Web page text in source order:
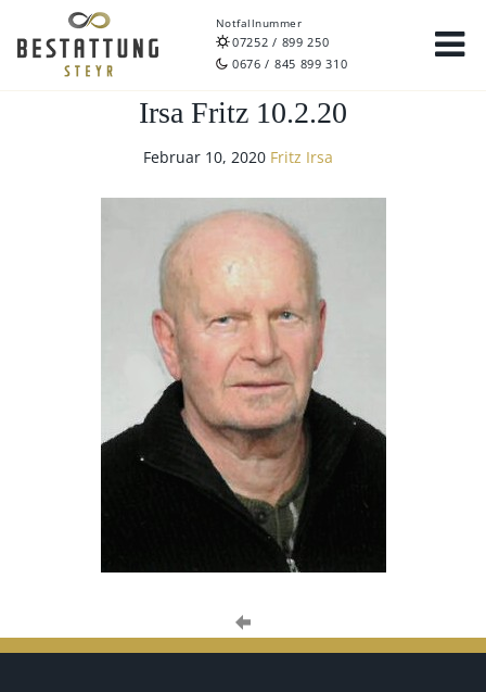
Notfallnummer
07252 / 899 250
0676 / 845 899 310
Irsa Fritz 10.2.20
Februar 10, 2020 Fritz Irsa